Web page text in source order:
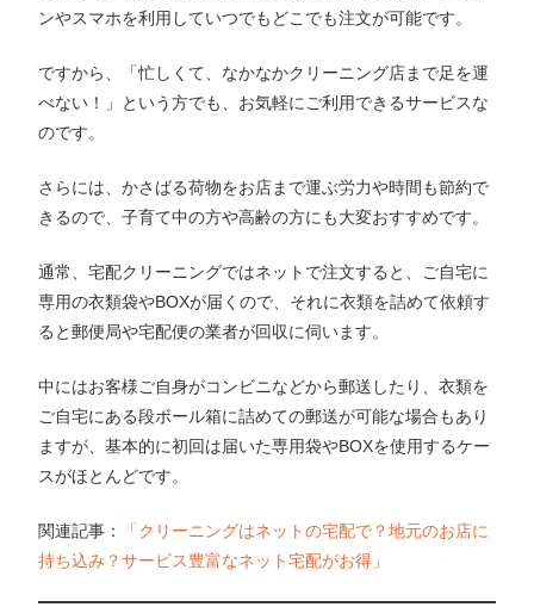
ンやスマホを利用していつでもどこでも注文が可能です。
ですから、「忙しくて、なかなかクリーニング店まで足を運
べない！」という方でも、お気軽にご利用できるサービスな
のです。
さらには、かさばる荷物をお店まで運ぶ労力や時間も節約で
きるので、子育て中の方や高齢の方にも大変おすすめです。
通常、宅配クリーニングではネットで注文すると、ご自宅に
専用の衣類袋やBOXが届くので、それに衣類を詰めて依頼す
ると郵便局や宅配便の業者が回収に伺います。
中にはお客様ご自身がコンビニなどから郵送したり、衣類を
ご自宅にある段ボール箱に詰めての郵送が可能な場合もあり
ますが、基本的に初回は届いた専用袋やBOXを使用するケー
スがほとんどです。
関連記事：
「クリーニングはネットの宅配で？地元のお店に
持ち込み？サービス豊富なネット宅配がお得」